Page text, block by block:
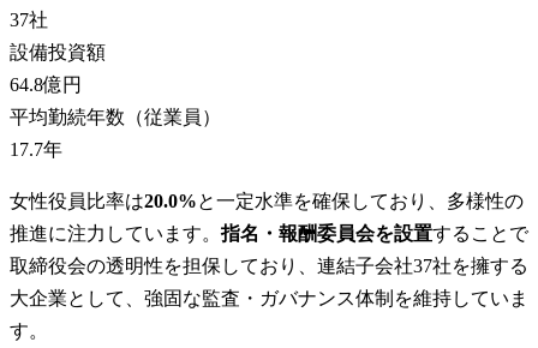
37社
設備投資額
64.8億円
平均勤続年数（従業員）
17.7年
女性役員比率は20.0%と一定水準を確保しており、多様性の
推進に注力しています。指名・報酬委員会を設置することで
取締役会の透明性を担保しており、連結子会社37社を擁する
大企業として、強固な監査・ガバナンス体制を維持していま
す。